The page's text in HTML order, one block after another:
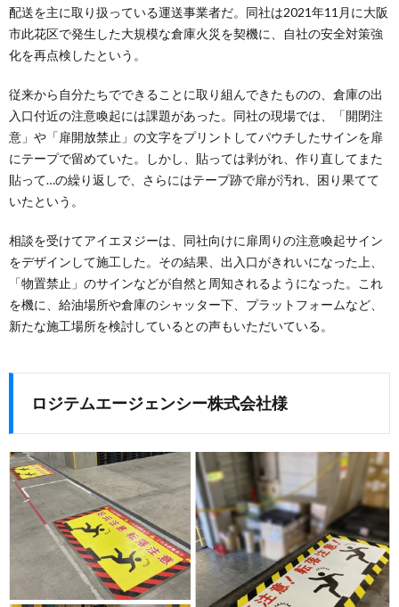
配送を主に取り扱っている運送事業者だ。同社は2021年11月に大阪
市此花区で発生した大規模な倉庫火災を契機に、自社の安全対策強
化を再点検したという。
従来から自分たちでできることに取り組んできたものの、倉庫の出
入口付近の注意喚起には課題があった。同社の現場では、「開閉注
意」や「扉開放禁止」の文字をプリントしてパウチしたサインを扉
にテープで留めていた。しかし、貼っては剥がれ、作り直してまた
貼って…の繰り返しで、さらにはテープ跡で扉が汚れ、困り果てて
いたという。
相談を受けてアイエヌジーは、同社向けに扉周りの注意喚起サイン
をデザインして施工した。その結果、出入口がきれいになった上、
「物置禁止」のサインなどが自然と周知されるようになった。これ
を機に、給油場所や倉庫のシャッター下、プラットフォームなど、
新たな施工場所を検討しているとの声もいただいている。
ロジテムエージェンシー株式会社様